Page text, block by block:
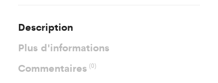
Description
Plus d'informations
Commentaires(0)